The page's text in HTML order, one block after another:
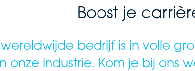
Boost je
bedrijf is in volle
onze industrie. Kom je bij ons